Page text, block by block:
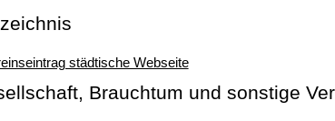
städtische Webseite
Brauchtum und sonstige